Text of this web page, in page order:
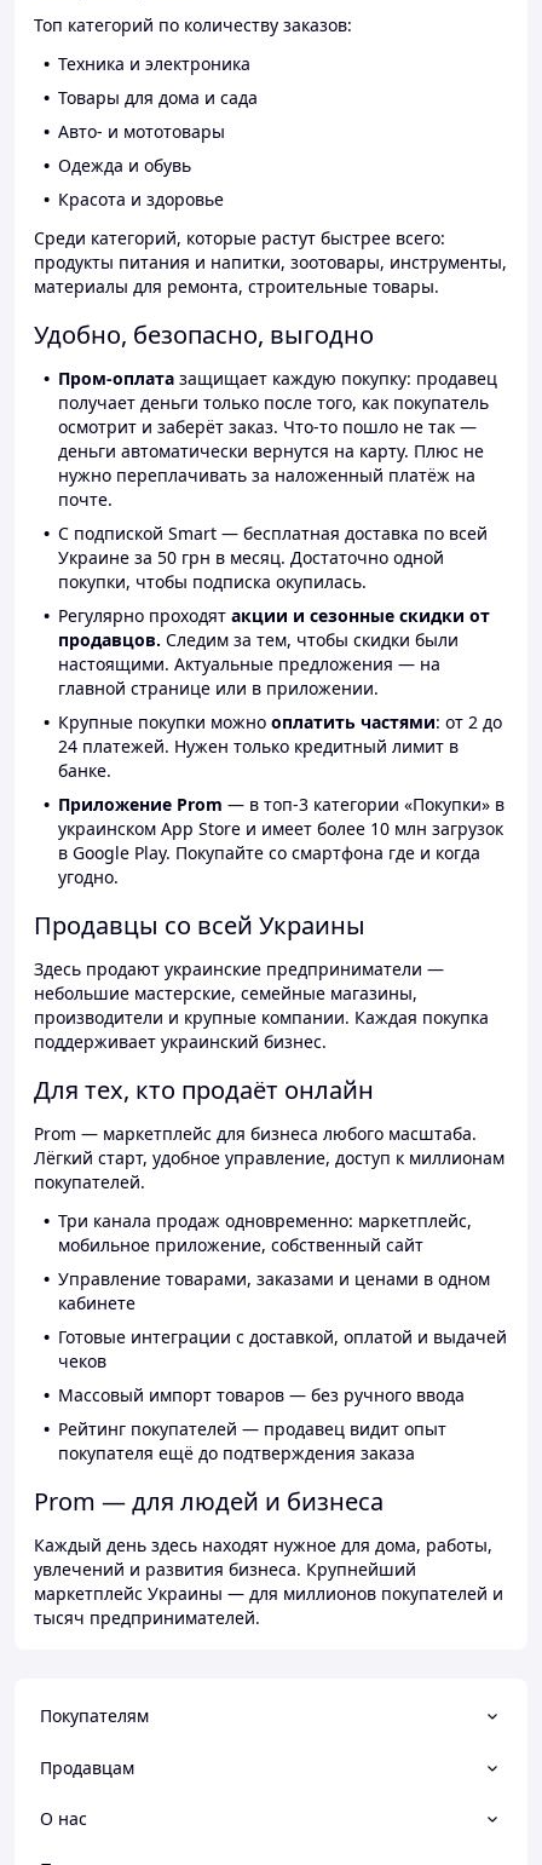
Топ категорий по количеству заказов:
Техника и электроника
Товары для дома и сада
Авто- и мототовары
Одежда и обувь
Красота и здоровье
Среди категорий, которые растут быстрее всего:
продукты питания и напитки, зоотовары, инструменты,
материалы для ремонта, строительные товары.
Удобно, безопасно, выгодно
Пром-оплата защищает каждую покупку: продавец
получает деньги только после того, как покупатель
осмотрит и заберёт заказ. Что-то пошло не так —
деньги автоматически вернутся на карту. Плюс не
нужно переплачивать за наложенный платёж на
почте.
С подпиской Smart — бесплатная доставка по всей
Украине за 50 грн в месяц. Достаточно одной
покупки, чтобы подписка окупилась.
Регулярно проходят акции и сезонные скидки от
продавцов. Следим за тем, чтобы скидки были
настоящими. Актуальные предложения — на
главной странице или в приложении.
Крупные покупки можно оплатить частями: от 2 до
24 платежей. Нужен только кредитный лимит в
банке.
Приложение Prom — в топ-3 категории «Покупки» в
украинском App Store и имеет более 10 млн загрузок
в Google Play. Покупайте со смартфона где и когда
угодно.
Продавцы со всей Украины
Здесь продают украинские предприниматели —
небольшие мастерские, семейные магазины,
производители и крупные компании. Каждая покупка
поддерживает украинский бизнес.
Для тех, кто продаёт онлайн
Prom — маркетплейс для бизнеса любого масштаба.
Лёгкий старт, удобное управление, доступ к миллионам
покупателей.
Три канала продаж одновременно: маркетплейс,
мобильное приложение, собственный сайт
Управление товарами, заказами и ценами в одном
кабинете
Готовые интеграции с доставкой, оплатой и выдачей
чеков
Массовый импорт товаров — без ручного ввода
Рейтинг покупателей — продавец видит опыт
покупателя ещё до подтверждения заказа
Prom — для людей и бизнеса
Каждый день здесь находят нужное для дома, работы,
увлечений и развития бизнеса. Крупнейший
маркетплейс Украины — для миллионов покупателей и
тысяч предпринимателей.
Покупателям
Продавцам
О нас